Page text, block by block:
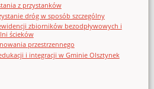
z przystanków
dróg w sposób szczególny
zbiorników bezodpływowych i
ścieków
przestrzennego
i integracji w Gminie Olsztynek